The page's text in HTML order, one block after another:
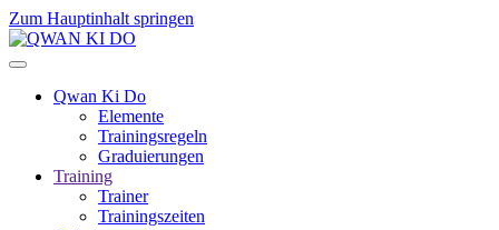
Zum Hauptinhalt springen
Qwan Ki Do
Elemente
Trainingsregeln
Graduierungen
Training
Trainer
Trainingszeiten